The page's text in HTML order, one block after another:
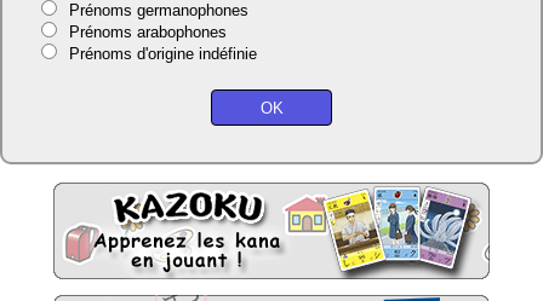
Prénoms germanophones
Prénoms arabophones
Prénoms d'origine indéfinie